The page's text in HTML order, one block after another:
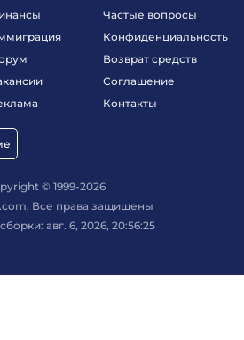
Частые вопросы
Конфиденциальность
Возврат средств
Соглашение
Контакты
© 1999-2026
Все права защищены
авг. 6, 2026, 20:56:25